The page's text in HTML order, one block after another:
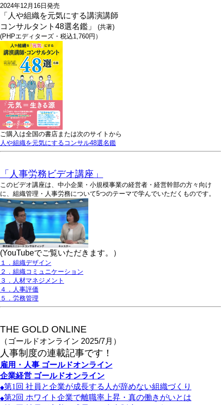
2024年12月16日発売
「人や組織を元気にする講演講師
コンサルタント48選名鑑」 (共著)
(PHPエディターズ・税込1,760円）
ご購入は全国の書店または次のサイトから
人や組織を元気にするコンサル48選名鑑
「人事労務ビデオ講座」
このビデオ講座は、中小企業・小規模事業の経営者・経営幹部の方々向け
に、組織管理・人事労務について5つのテーマで学んでいただくものです。
(YouTubeでご覧いただきます。）
１．組織デザイン
２．組織コミュニケーション
３．人材マネジメント
４．人事評価
５．労務管理
THE GOLD ONLINE
（ゴールドオンライン 2025/7月）
人事制度の連載記事です！
雇用・人事 ゴールドオンライン
企業経営 ゴールドオンライン
◆第1 回 社員と企業が成長する人が辞めない組織づくり
◆第2回 ホワイト企業で離職率上昇・真の働きがいとは